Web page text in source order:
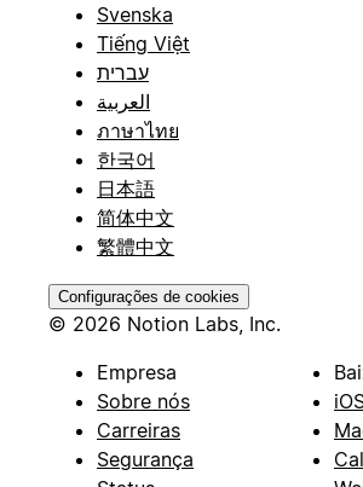
Svenska
Tiếng Việt
עברית
العربية
ภาษาไทย
한국어
日本語
简体中文
繁體中文
Configurações de cookies
© 2026 Notion Labs, Inc.
Empresa
Sobre nós
Carreiras
Segurança